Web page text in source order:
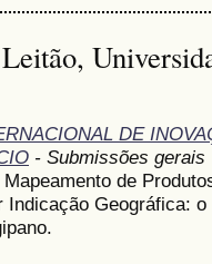
DE
- Submissões gerais
de
Indicação Geográfica: